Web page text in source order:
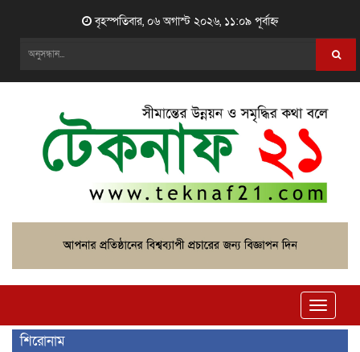
বৃহস্পতিবার, ০৬ অগাস্ট ২০২৬, ১১:০৯ পূর্বাহ্ন
Toggle
শিরোনাম